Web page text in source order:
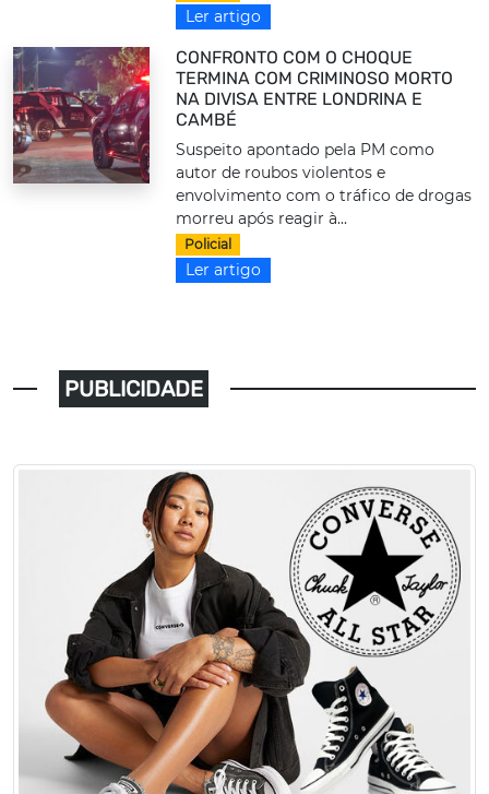
Ler artigo
CONFRONTO COM O CHOQUE
TERMINA COM CRIMINOSO MORTO
NA DIVISA ENTRE LONDRINA E
CAMBÉ
Suspeito apontado pela PM como
autor de roubos violentos e
envolvimento com o tráfico de drogas
morreu após reagir à...
Policial
Ler artigo
PUBLICIDADE